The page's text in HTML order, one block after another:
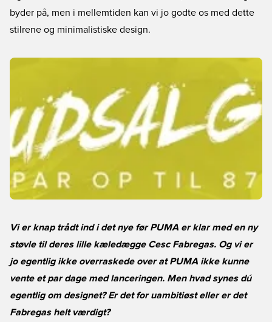
byder på, men i mellemtiden kan vi jo godte os med dette
stilrene og minimalistiske design.
Vi er knap trådt ind i det nye før PUMA er klar med en ny
støvle til deres lille kæledægge Cesc Fabregas. Og vi er
jo egentlig ikke overraskede over at PUMA ikke kunne
vente et par dage med lanceringen. Men hvad synes dú
egentlig om designet? Er det for uambitiøst eller er det
Fabregas helt værdigt?